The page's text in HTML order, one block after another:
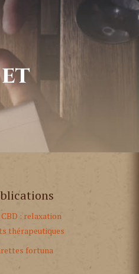
: relaxation
thérapeutiques
fortuna